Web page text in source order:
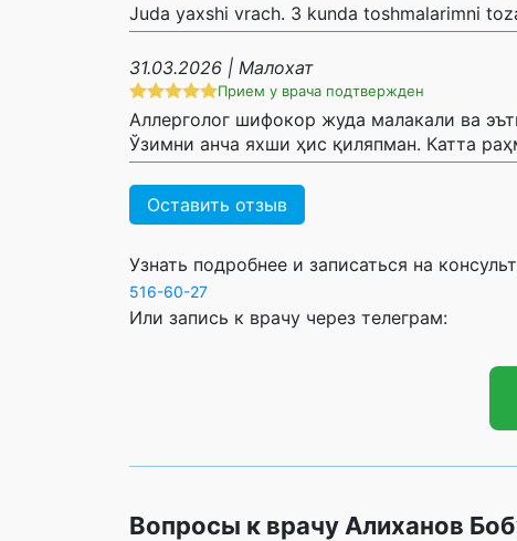
Juda yaxshi vrach. 3 kunda toshmalarimni
31.03.2026 | Малохат
Прием у врача подтвержден
Аллерголог шифокор жуда малакали ва
Ўзимни анча яхши ҳис қиляпман. Катта
Оставить отзыв
Узнать подробнее и записаться на
516-60-27
Или запись к врачу через телеграм:
Вопросы к врачу Алиханов